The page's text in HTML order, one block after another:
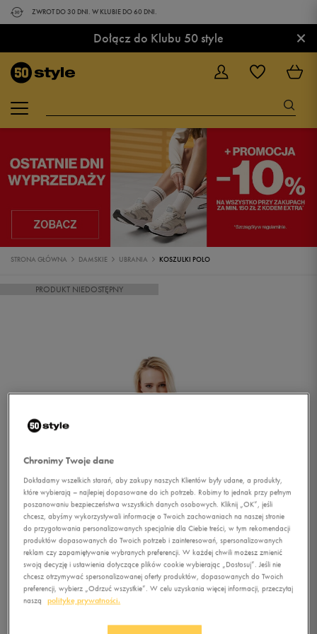
ZWROT DO 30 DNI. W KLUBIE DO 60 DNI.
Dołącz do Klubu 50 style ×
STRONA GŁÓWNA DAMSKIE UBRANIA KOSZULKI POLO
PRODUKT NIEDOSTĘPNY
1/4
Chronimy Twoje dane
Dokładamy wszelkich starań, aby zakupy naszych Klientów były udane, a produkty,
które wybierają – najlepiej dopasowane do ich potrzeb. Robimy to jednak przy pełnym
poszanowaniu bezpieczeństwa wszystkich danych osobowych. Kliknij „OK”, jeśli
chcesz, abyśmy wykorzystywali informacje o Twoich zachowaniach na naszej stronie
do przygotowania personalizowanych specjalnie dla Ciebie treści, w tym rekomendacji
produktów dopasowanych do Twoich potrzeb i zainteresowań, spersonalizowanych
reklam czy zapamiętywanie wybranych preferencji. W każdej chwili możesz zmienić
swoją decyzję i ustawienia dotyczące plików cookie wybierając „Dostosuj”. Jeśli nie
chcesz otrzymywać spersonalizowanej oferty produktów, dopasowanych do Twoich
preferencji, wybierz „Odrzuć wszystkie”. W celu uzyskania więcej informacji, przeczytaj
naszą
politykę prywatności.